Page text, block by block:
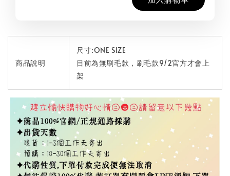
商品說明
尺寸:ONE SIZE
目前為無刷毛款，刷毛款9/2官方才會上
架